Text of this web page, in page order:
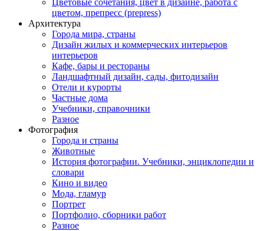
цветом, препресс (prepress)
Архитектура
Города мира, страны
Дизайн жилых и коммерческих интерьеров
интерьеров
Кафе, бары и рестораны
Ландшафтный дизайн, сады, фитодизайн
Отели и курорты
Частные дома
Учебники, справочники
Разное
Фотография
Города и страны
Животные
История фотографии. Учебники, энциклопедии и
словари
Кино и видео
Мода, гламур
Портрет
Портфолио, сборники работ
Разное